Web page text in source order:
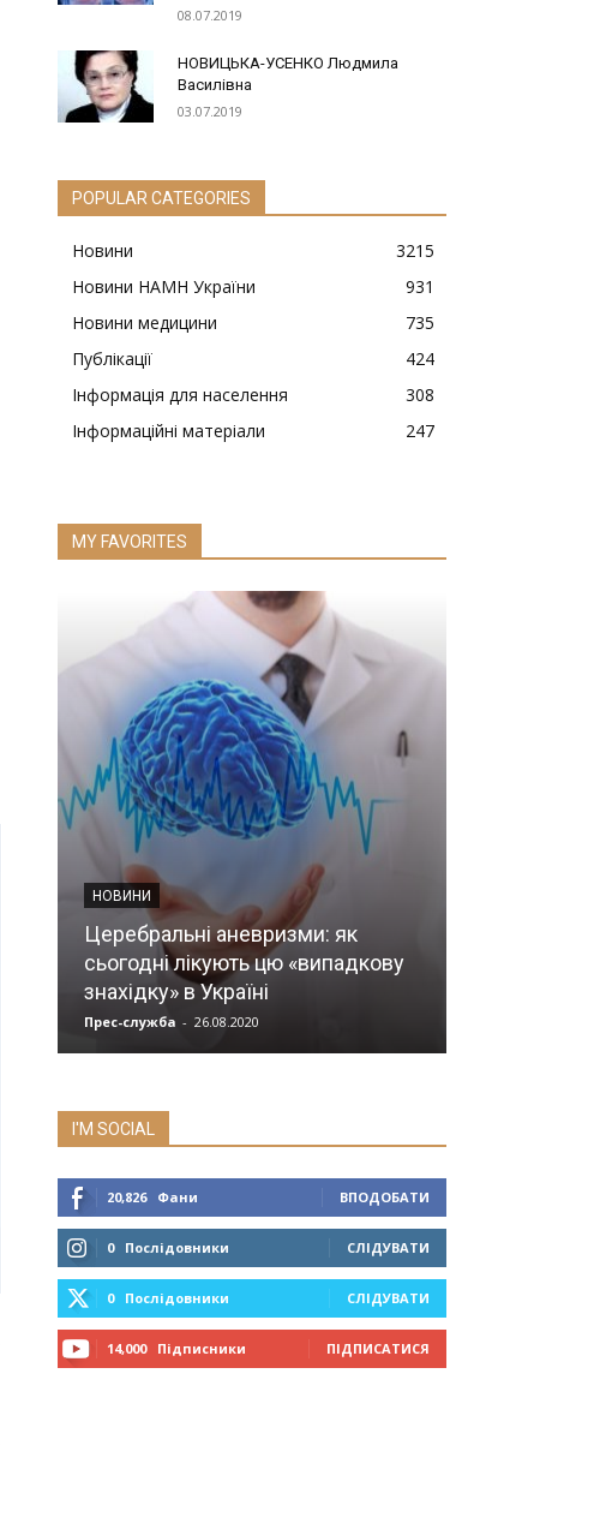
08.07.2019
НОВИЦЬКА-УСЕНКО Людмила
Василівна
03.07.2019
POPULAR CATEGORIES
Новини
3215
Новини НАМН України
931
Новини медицини
735
Публікації
424
Інформація для населення
308
Інформаційні матеріали
247
MY FAVORITES
НОВИНИ
Церебральні аневризми: як
сьогодні лікують цю «випадкову
знахідку» в Україні
Прес-служба - 26.08.2020
I'M SOCIAL
20,826 Фани ВПОДОБАТИ
0 Послідовники СЛІДУВАТИ
0 Послідовники СЛІДУВАТИ
14,000 Підписники ПІДПИСАТИСЯ